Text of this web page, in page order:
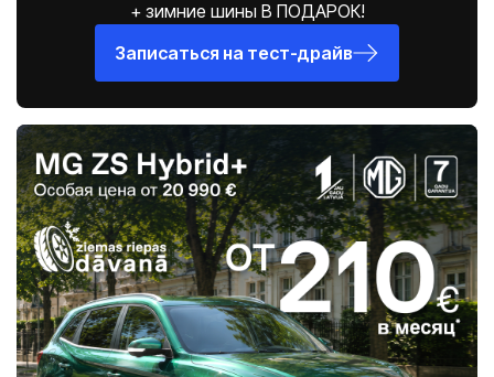
+ зимние шины В ПОДАРОК!
Записаться на тест-драйв